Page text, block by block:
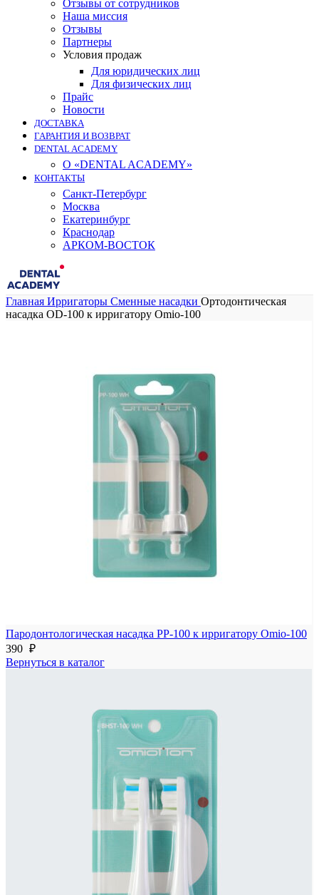
Отзывы от сотрудников
Наша миссия
Отзывы
Партнеры
Условия продаж
Для юридических лиц
Для физических лиц
Прайс
Новости
ДОСТАВКА
ГАРАНТИЯ И ВОЗВРАТ
DENTAL ACADEMY
О «DENTAL ACADEMY»
КОНТАКТЫ
Санкт-Петербург
Москва
Екатеринбург
Краснодар
АРКОМ-ВОСТОК
Главная Ирригаторы Сменные насадки Ортодонтическая
насадка OD-100 к ирригатору Omio-100
Пародонтологическая насадка PP-100 к ирригатору Omio-100
390 ₽
Вернуться в каталог